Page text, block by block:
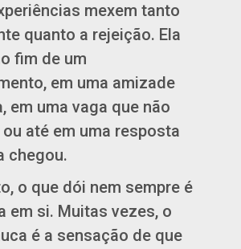
mexem tanto
quanto a rejeição. Ela
fim de um
em uma amizade
em uma vaga que não
até em uma resposta
chegou.
o que dói nem sempre é
em si. Muitas vezes, o
é a sensação de que